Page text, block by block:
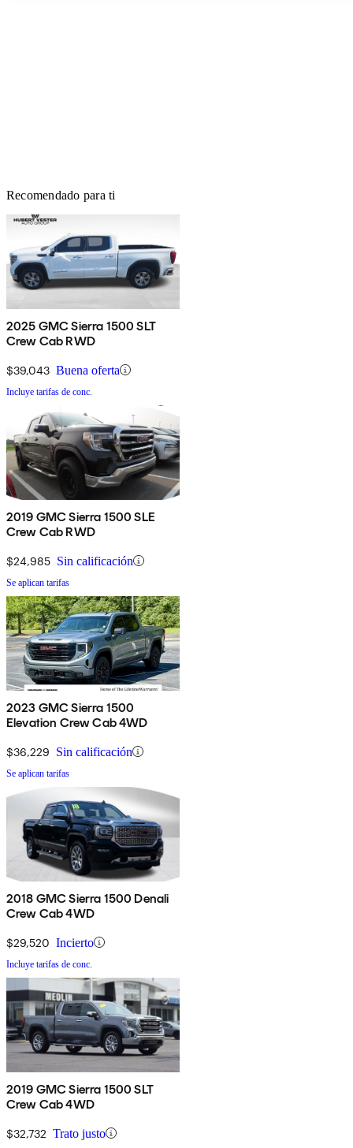
Recomendado para ti
2025 GMC Sierra 1500 SLT
Crew Cab RWD
$39,043 Buena oferta
Incluye tarifas de conc.
2019 GMC Sierra 1500 SLE
Crew Cab RWD
$24,985 Sin calificación
Se aplican tarifas
2023 GMC Sierra 1500
Elevation Crew Cab 4WD
$36,229 Sin calificación
Se aplican tarifas
2018 GMC Sierra 1500 Denali
Crew Cab 4WD
$29,520 Incierto
Incluye tarifas de conc.
2019 GMC Sierra 1500 SLT
Crew Cab 4WD
$32,732 Trato justo